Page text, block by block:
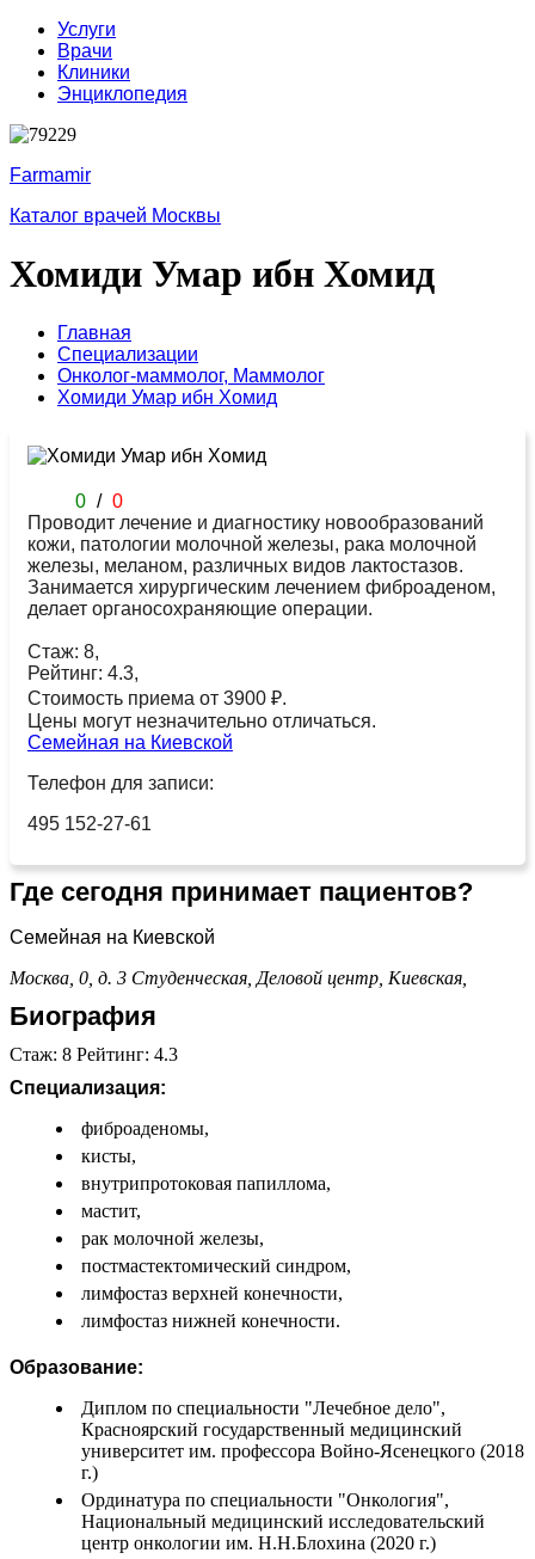
Услуги
Врачи
Клиники
Энциклопедия
Farmamir
Каталог врачей Москвы
Хомиди Умар ибн Хомид
Главная
Специализации
Онколог-маммолог, Маммолог
Хомиди Умар ибн Хомид
0 / 0
Проводит лечение и диагностику новообразований
кожи, патологии молочной железы, рака молочной
железы, меланом, различных видов лактостазов.
Занимается хирургическим лечением фиброаденом,
делает органосохраняющие операции.
Стаж: 8,
Рейтинг: 4.3,
Стоимость приема от 3900 ₽.
Цены могут незначительно отличаться.
Семейная на Киевской
Телефон для записи:
495 152-27-61
Где сегодня принимает пациентов?
Семейная на Киевской
Москва, 0, д. 3 Студенческая, Деловой центр, Киевская,
Биография
Стаж: 8 Рейтинг: 4.3
Специализация:
фиброаденомы,
кисты,
внутрипротоковая папиллома,
мастит,
рак молочной железы,
постмастектомический синдром,
лимфостаз верхней конечности,
лимфостаз нижней конечности.
Образование:
Диплом по специальности "Лечебное дело",
Красноярский государственный медицинский
университет им. профессора Войно-Ясенецкого (2018
г.)
Ординатура по специальности "Онкология",
Национальный медицинский исследовательский
центр онкологии им. Н.Н.Блохина (2020 г.)